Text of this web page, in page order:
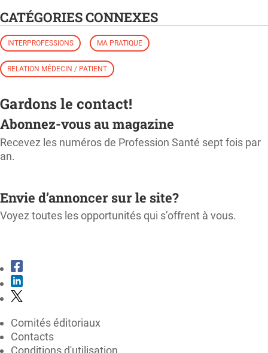
CATÉGORIES CONNEXES
INTERPROFESSIONS MA PRATIQUE
RELATION MÉDECIN / PATIENT
Gardons le contact!
Abonnez-vous au magazine
Recevez les numéros de Profession Santé sept fois par
an.
Envie d’annoncer sur le site?
Voyez toutes les opportunités qui s’offrent à vous.
Comités éditoriaux
Contacts